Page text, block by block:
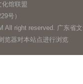
化馆联盟
号）
All right reserved. 广东省
览器对本站点进行浏览